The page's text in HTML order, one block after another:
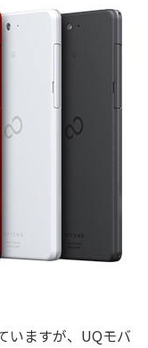
いますが、UQモバ